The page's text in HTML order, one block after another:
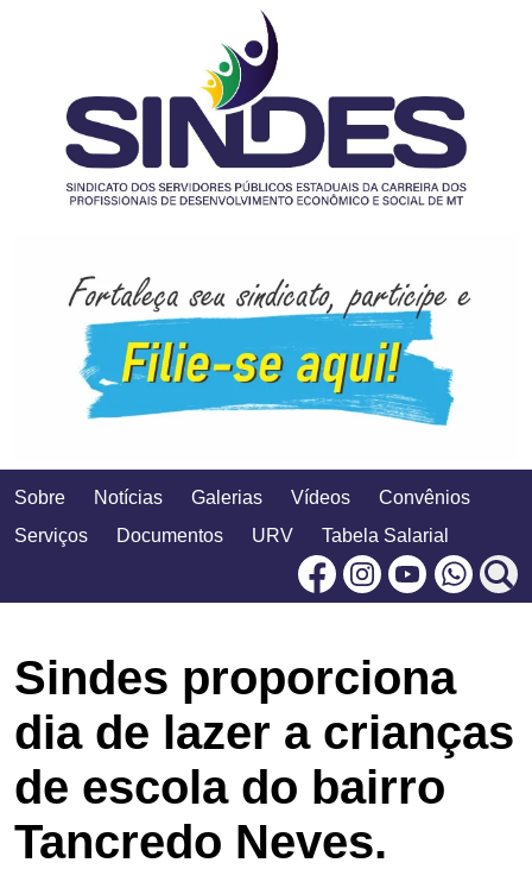
Sobre Notícias Galerias Vídeos
Convênios
Serviços
Documentos URV
Tabela Salarial
FacebookInstagram
Sindes proporciona
dia de lazer a crianças
de escola do bairro
Tancredo Neves.